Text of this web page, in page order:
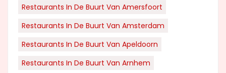
Restaurants In De Buurt Van Amersfoort
Restaurants In De Buurt Van Amsterdam
Restaurants In De Buurt Van Apeldoorn
Restaurants In De Buurt Van Arnhem